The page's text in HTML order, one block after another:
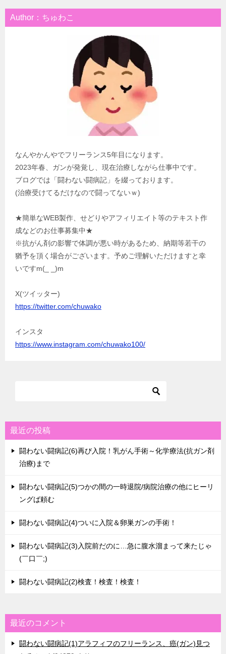
Author：ちゅわこ
なんやかんやでフリーランス5年目になります。
2023年春、ガンが発覚し、現在治療しながら仕事中です。
ブログでは「闘わない闘病記」を綴っております。
(治療受けてるだけなので闘ってないｗ)
★簡単なWEB製作、せどりやアフィリエイト等のテキスト作
成などのお仕事募集中★
※抗がん剤の影響で体調が悪い時があるため、納期等若干の
猶予を頂く場合がございます。予めご理解いただけますと幸
いですm(_ _)m
X(ツイッター)
https://twitter.com/chuwako
インスタ
https://www.instagram.com/chuwako100/
最近の投稿
闘わない闘病記(6)再び入院！乳がん手術～化学療法(抗ガン剤
治療)まで
闘わない闘病記(5)つかの間の一時退院/病院治療の他にヒーリ
ングば頼む
闘わない闘病記(4)ついに入院＆卵巣ガンの手術！
闘わない闘病記(3)入院前だのに…急に腹水溜まって来たじゃ
(￣口￣;)
闘わない闘病記(2)検査！検査！検査！
最近のコメント
闘わない闘病記(1)アラフィフのフリーランス、癌(ガン)見つ